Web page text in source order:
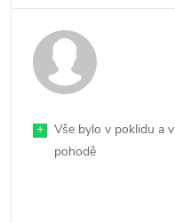
+
Vše bylo v poklidu a v
pohodě